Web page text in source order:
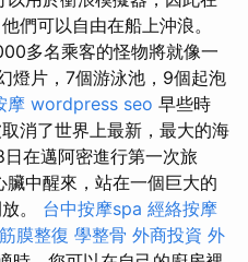
們可以自由在船上沖浪。
多名乘客的怪物將就像一
燈片，7個游泳池，9個起泡
摩 wordpress seo 早些時
消了世界上最新，最大的海
在邁阿密進行第一次旅
中醒來，站在一個巨大的
。 台中按摩spa 經絡按摩
膜整復 學整骨 外商投資 外